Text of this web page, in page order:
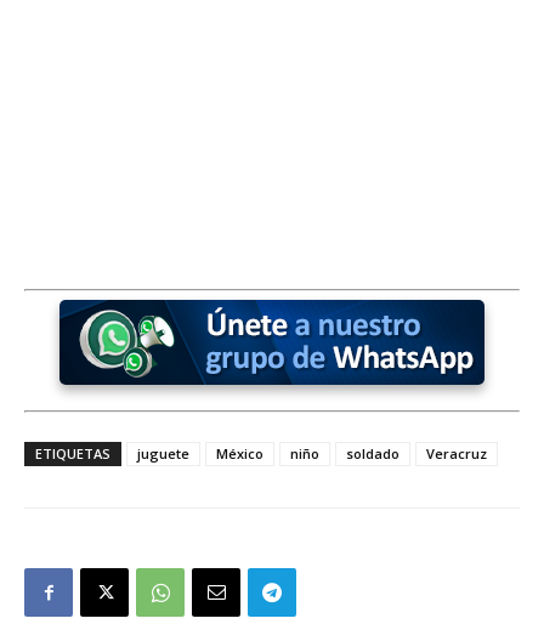
ETIQUETAS juguete México niño soldado Veracruz